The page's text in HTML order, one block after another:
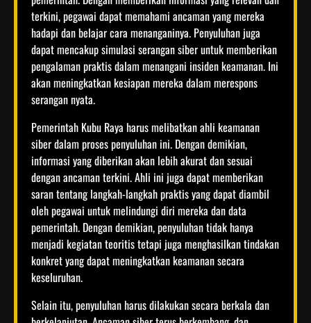
terkini, pegawai dapat memahami ancaman yang mereka
hadapi dan belajar cara menanganinya. Penyuluhan juga
dapat mencakup simulasi serangan siber untuk memberikan
pengalaman praktis dalam menangani insiden keamanan. Ini
akan meningkatkan kesiapan mereka dalam merespons
serangan nyata.
Pemerintah Kubu Raya harus melibatkan ahli keamanan
siber dalam proses penyuluhan ini. Dengan demikian,
informasi yang diberikan akan lebih akurat dan sesuai
dengan ancaman terkini. Ahli ini juga dapat memberikan
saran tentang langkah-langkah praktis yang dapat diambil
oleh pegawai untuk melindungi diri mereka dan data
pemerintah. Dengan demikian, penyuluhan tidak hanya
menjadi kegiatan teoritis tetapi juga menghasilkan tindakan
konkret yang dapat meningkatkan keamanan secara
keseluruhan.
Selain itu, penyuluhan harus dilakukan secara berkala dan